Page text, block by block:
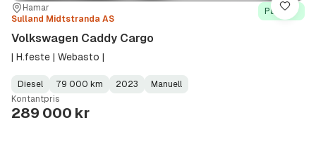
Sted:Hamar
Forhandler:
Sulland Midtstranda AS
På lager
Volkswagen Caddy Cargo
| H.feste | Webasto |
Fuel
Type:
Diesel
Kilometerstand:
79 000 km
Model
Year:
2023
Gearbox
Type:
Manuell
Kontantpris
289 000 kr
Lagre